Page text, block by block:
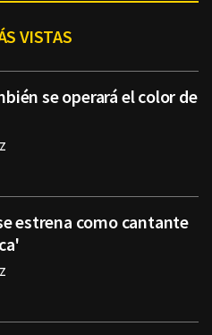
VISTAS
se operará el color de
estrena como cantante